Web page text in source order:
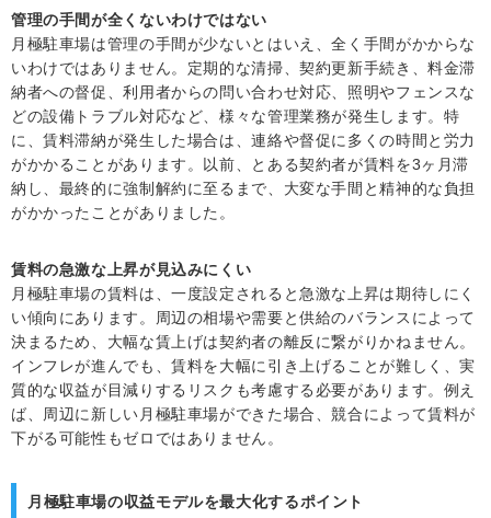
管理の手間が全くないわけではない
月極駐車場は管理の手間が少ないとはいえ、全く手間がかからな
いわけではありません。定期的な清掃、契約更新手続き、料金滞
納者への督促、利用者からの問い合わせ対応、照明やフェンスな
どの設備トラブル対応など、様々な管理業務が発生します。特
に、賃料滞納が発生した場合は、連絡や督促に多くの時間と労力
がかかることがあります。以前、とある契約者が賃料を3ヶ月滞
納し、最終的に強制解約に至るまで、大変な手間と精神的な負担
がかかったことがありました。
賃料の急激な上昇が見込みにくい
月極駐車場の賃料は、一度設定されると急激な上昇は期待しにく
い傾向にあります。周辺の相場や需要と供給のバランスによって
決まるため、大幅な賃上げは契約者の離反に繋がりかねません。
インフレが進んでも、賃料を大幅に引き上げることが難しく、実
質的な収益が目減りするリスクも考慮する必要があります。例え
ば、周辺に新しい月極駐車場ができた場合、競合によって賃料が
下がる可能性もゼロではありません。
月極駐車場の収益モデルを最大化するポイント